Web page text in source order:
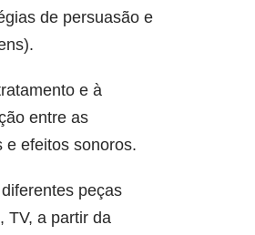
de persuasão e
e à
entre as
e efeitos sonoros.
peças
TV, a partir da